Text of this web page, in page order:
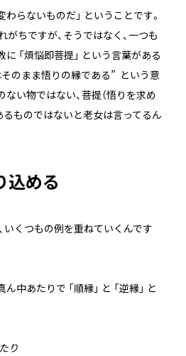
らないものだ」 ということです。
ちですが、そうではなく、一つも
「煩悩即菩提」 という言葉がある
そのまま悟りの縁である” という意
い物ではない、菩提（悟りを求め
るものではないと老女は言ってるん
込める
つもの例を重ねていくんです
中あたりで 「順縁」 と 「逆縁」 と
り